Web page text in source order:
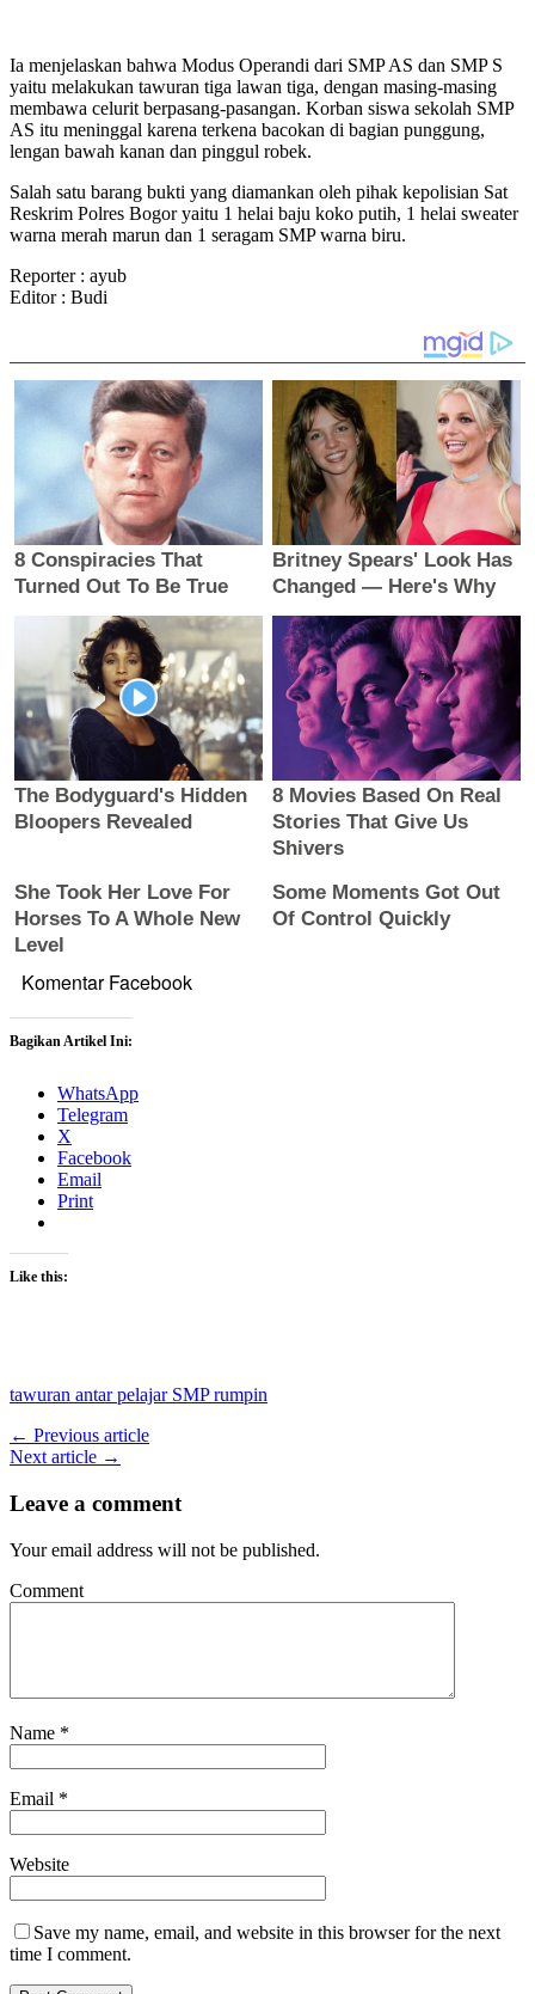
Ia menjelaskan bahwa Modus Operandi dari SMP AS dan SMP S
yaitu melakukan tawuran tiga lawan tiga, dengan masing-masing
membawa celurit berpasang-pasangan. Korban siswa sekolah SMP
AS itu meninggal karena terkena bacokan di bagian punggung,
lengan bawah kanan dan pinggul robek.
Salah satu barang bukti yang diamankan oleh pihak kepolisian Sat
Reskrim Polres Bogor yaitu 1 helai baju koko putih, 1 helai sweater
warna merah marun dan 1 seragam SMP warna biru.
Reporter : ayub
Editor : Budi
Komentar Facebook
Bagikan Artikel Ini:
WhatsApp
Telegram
X
Facebook
Email
Print
Like this:
tawuran antar pelajar SMP rumpin
← Previous article
Next article →
Leave a comment
Your email address will not be published.
Comment
Name *
Email *
Website
Save my name, email, and website in this browser for the next
time I comment.